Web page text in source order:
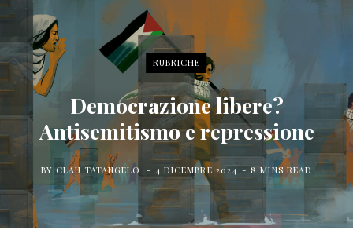
e
b
o
o
t
e
r
a
g
RUBRICHE
Democrazione libere?
Antisemitismo e repressione
BYCLAU TATANGELO 4 DICEMBRE 2024 8 MINS READ